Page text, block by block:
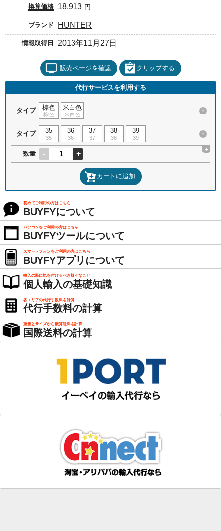
換算価格 18,913 円
ブランド HUNTER
情報取得日 2013年11月27日
販売ページを確認 クリップする
代行サービスを利用する
タイプ 棕色
棕色
米白色
米白色
×
タイプ 35
35
36
36
37
37
38
38
39
39
×
数量 - +
+
カートに追加
初めてご利用の方はこちら
BUYFYについて
パソコンをご利用の方はこちら
BUYFYツールについて
スマートフォンをご利用の方はこちら
BUYFYアプリについて
輸入の際に気を付けるべき様々なこと
個人輸入の基礎知識
各エリアの代行手数料を計算
代行手数料の計算
重量とサイズから概算送料を計算
国際送料の計算